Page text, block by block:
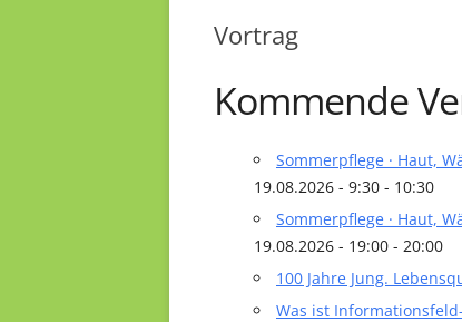
Vortrag
Kommende
Sommerpflege · Haut,
19.08.2026 - 9:30 - 10:30
Sommerpflege · Haut,
19.08.2026 - 19:00 - 20:00
100 Jahre Jung.
Was ist